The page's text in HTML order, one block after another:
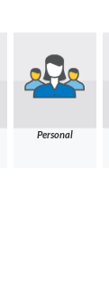
Personal